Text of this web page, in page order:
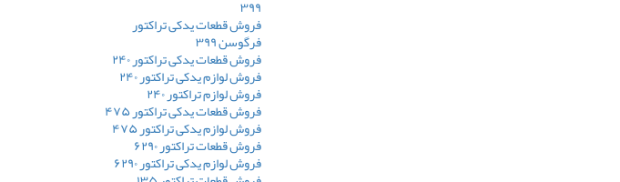
۳۹۹
فروش قطعات یدکی تراکتور
فرگوسن ۳۹۹
فروش قطعات یدکی تراکتور ۲۴۰
فروش لوازم یدکی تراکتور ۲۴۰
فروش لوازم تراکتور ۲۴۰
فروش قطعات یدکی تراکتور ۴۷۵
فروش لوازم یدکی تراکتور ۴۷۵
فروش قطعات تراکتور ۶۲۹۰
فروش لوازم یدکی تراکتور ۶۲۹۰